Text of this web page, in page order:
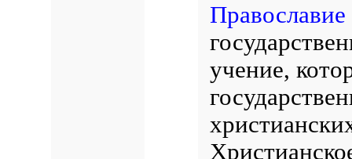
Православие
учение,